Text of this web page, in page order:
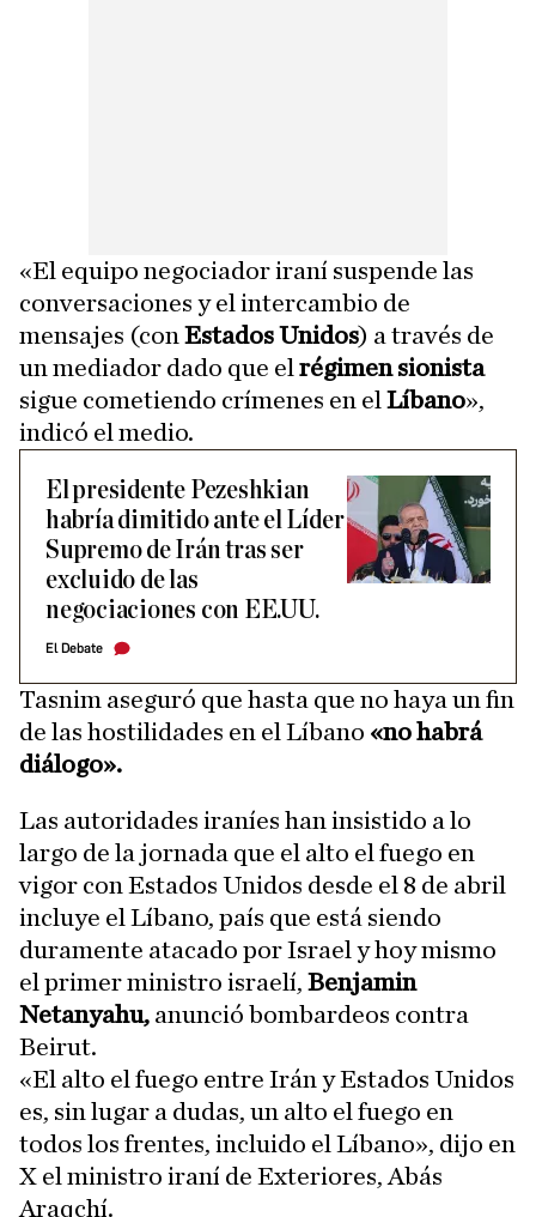
«El equipo negociador iraní suspende las
conversaciones y el intercambio de
mensajes (con Estados Unidos) a través de
un mediador dado que el régimen sionista
sigue cometiendo crímenes en el Líbano»,
indicó el medio.
El presidente Pezeshkian
habría dimitido ante el Líder
Supremo de Irán tras ser
excluido de las
negociaciones con EE.UU.
El Debate
Tasnim aseguró que hasta que no haya un fin
de las hostilidades en el Líbano «no habrá
diálogo».
Las autoridades iraníes han insistido a lo
largo de la jornada que el alto el fuego en
vigor con Estados Unidos desde el 8 de abril
incluye el Líbano, país que está siendo
duramente atacado por Israel y hoy mismo
el primer ministro israelí, Benjamin
Netanyahu, anunció bombardeos contra
Beirut.
«El alto el fuego entre Irán y Estados Unidos
es, sin lugar a dudas, un alto el fuego en
todos los frentes, incluido el Líbano», dijo en
X el ministro iraní de Exteriores, Abás
Araqchí.